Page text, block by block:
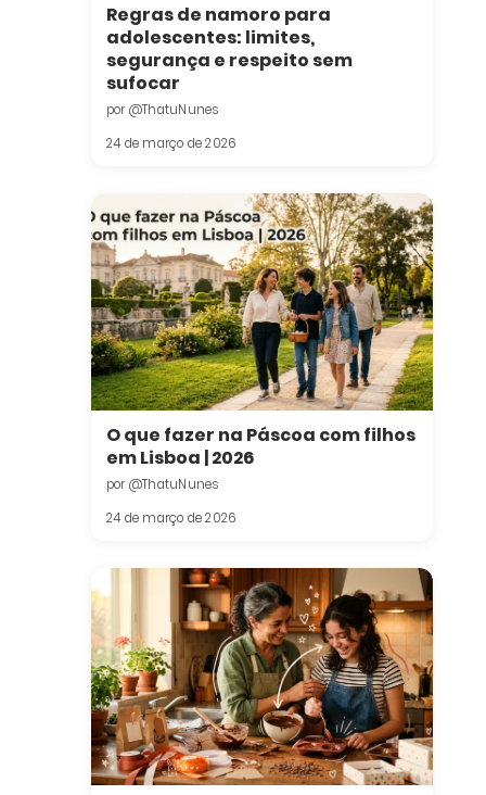
Regras de namoro para
adolescentes: limites,
segurança e respeito sem
sufocar
por @ThatuNunes
24 de março de 2026
O que fazer na Páscoa com filhos
em Lisboa | 2026
por @ThatuNunes
24 de março de 2026